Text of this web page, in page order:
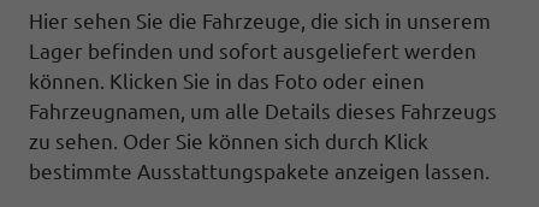
Hier sehen Sie die Fahrzeuge, die sich in unserem
Lager befinden und sofort ausgeliefert werden
können. Klicken Sie in das Foto oder einen
Fahrzeugnamen, um alle Details dieses Fahrzeugs
zu sehen. Oder Sie können sich durch Klick
bestimmte Ausstattungspakete anzeigen lassen.